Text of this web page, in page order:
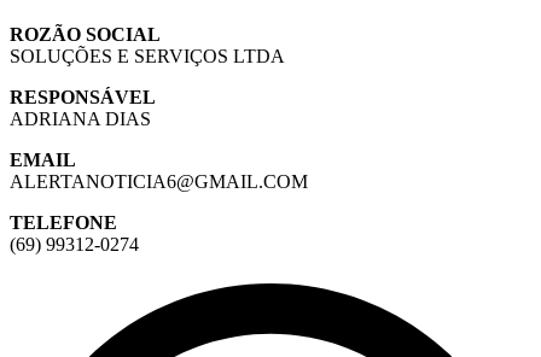
ROZÃO SOCIAL
SOLUÇÕES E SERVIÇOS LTDA
RESPONSÁVEL
ADRIANA DIAS
EMAIL
ALERTANOTICIA6@GMAIL.COM
TELEFONE
(69) 99312-0274